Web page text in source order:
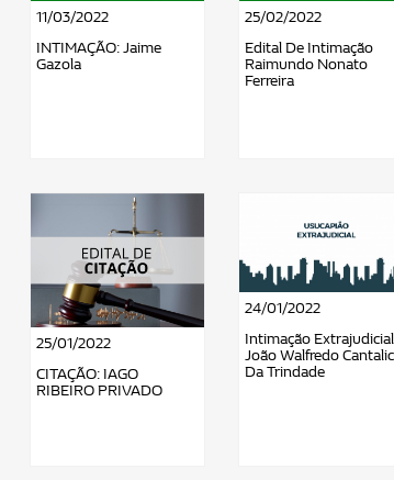
11/03/2022
INTIMAÇÃO: Jaime
Gazola
25/02/2022
Edital De Intimação
Raimundo Nonato
Ferreira
25/01/2022
CITAÇÃO: IAGO
RIBEIRO PRIVADO
24/01/2022
Intimação Extrajudicial
João Walfredo
Da Trindade